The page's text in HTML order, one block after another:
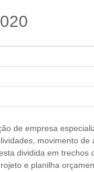
de empresa
movimento
dividida em
e planilha